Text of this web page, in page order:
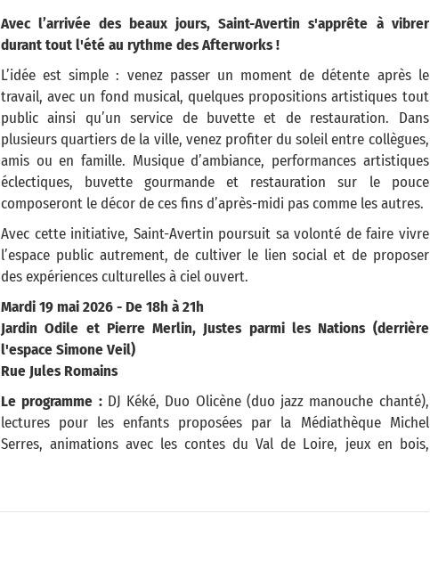
Avec l’arrivée des beaux jours, Saint-Avertin s'apprête à vibrer
durant tout l'été au rythme des Afterworks !
L’idée est simple : venez passer un moment de détente après le
travail, avec un fond musical, quelques propositions artistiques tout
public ainsi qu’un service de buvette et de restauration. Dans
plusieurs quartiers de la ville, venez profiter du soleil entre collègues,
amis ou en famille. Musique d’ambiance, performances artistiques
éclectiques, buvette gourmande et restauration sur le pouce
composeront le décor de ces fins d’après-midi pas comme les autres.
Avec cette initiative, Saint-Avertin poursuit sa volonté de faire vivre
l’espace public autrement, de cultiver le lien social et de proposer
des expériences culturelles à ciel ouvert.
Mardi 19 mai 2026 - De 18h à 21h
Jardin Odile et Pierre Merlin, Justes parmi les Nations (derrière
l'espace Simone Veil)
Rue Jules Romains
Le programme :DJ Kéké, Duo Olicène (duo jazz manouche chanté),
lectures pour les enfants proposées par la Médiathèque Michel
Serres, animations avec les contes du Val de Loire, jeux en bois,